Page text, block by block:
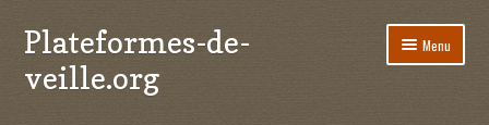
Aller
à
la
Aller
au
contenu
Plateformes-de-
veille.org
Menu